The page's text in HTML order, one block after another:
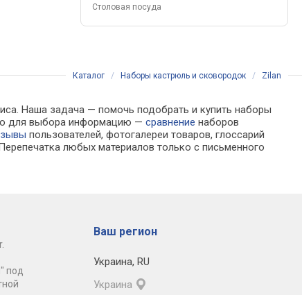
Столовая посуда
Каталог / Наборы кастрюль и сковородок / Zilan
Наша задача — помочь подобрать и купить наборы
для выбора информацию —сравнение наборов
пользователей, фотогалереи товаров, глоссарий
любых материалов только с письменного
под
Ваш регион
Украина, RU
Украина